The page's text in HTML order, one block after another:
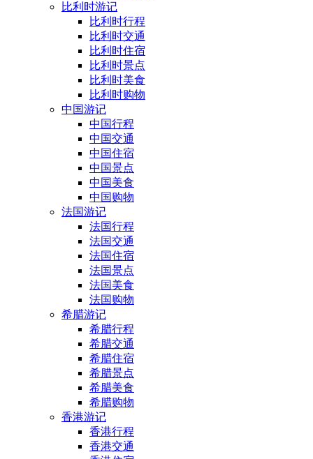
比利时游记
比利时行程
比利时交通
比利时住宿
比利时景点
比利时美食
比利时购物
中国游记
中国行程
中国交通
中国住宿
中国景点
中国美食
中国购物
法国游记
法国行程
法国交通
法国住宿
法国景点
法国美食
法国购物
希腊游记
希腊行程
希腊交通
希腊住宿
希腊景点
希腊美食
希腊购物
香港游记
香港行程
香港交通